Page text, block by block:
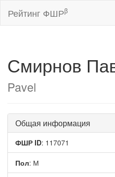
Рейтинг ФШРβ
Смирнов
Pavel
Общая информация
ФШР ID: 117071
Пол: М